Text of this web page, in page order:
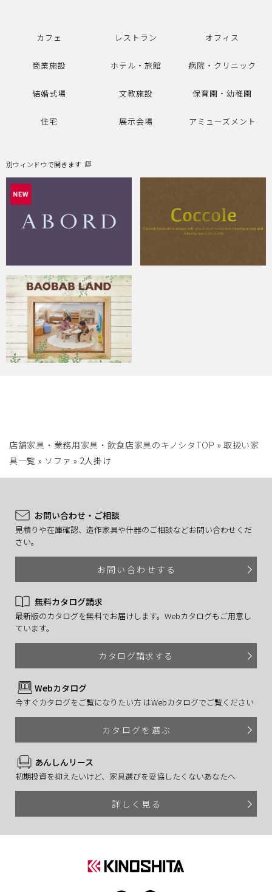
カフェ レストラン オフィス
商業施設 ホテル・旅館 病院・クリニック
結婚式場 文教施設 保育園・幼稚園
住宅 展示会場 アミューズメント
別ウィンドウで開きます
店舗家具・業務用家具・飲食店家具のキノシタTOP » 取扱い家
具一覧 » ソファ » 2人掛け
お問い合わせ・ご相談
見積りや在庫確認、造作家具や什器のご相談などお問い合わせくだ
さい。
お問い合わせする
無料カタログ請求
最新版のカタログを無料でお届けします。Webカタログもご用意し
ています。
カタログ請求する
Webカタログ
今すぐカタログをご覧になりたい方 はWebカタログでご覧ください
カタログを選ぶ
あんしんリース
初期投資を抑えたいけど、家具選びを妥協したくないあなたへ
詳しく見る